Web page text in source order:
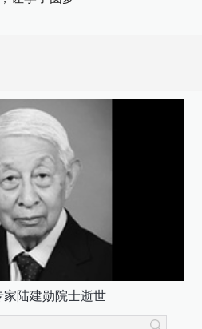
家陆建勋院士逝世